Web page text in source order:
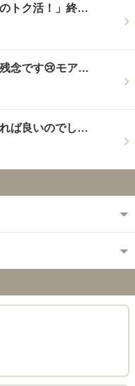
のトク活！」終…
念です😢モア…
ば良いのでし…